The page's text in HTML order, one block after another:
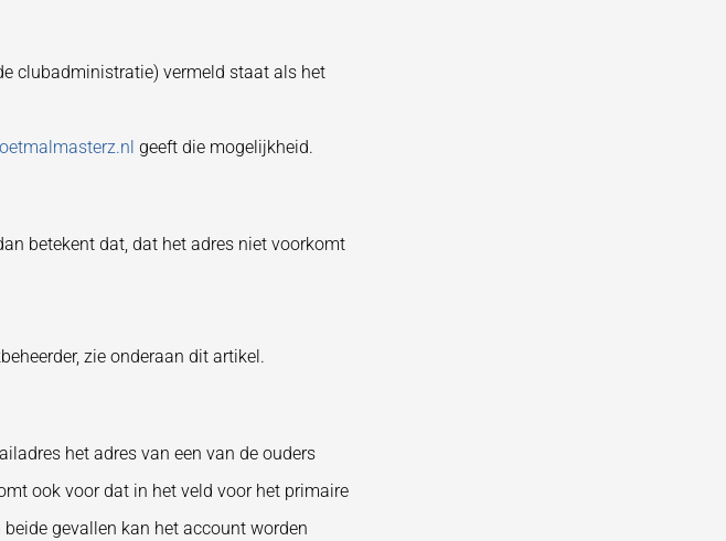
clubadministratie) vermeld staat als het
geeft die mogelijkheid.
betekent dat, dat het adres niet voorkomt
zie onderaan dit artikel.
het adres van een van de ouders
ook voor dat in het veld voor het primaire
gevallen kan het account worden